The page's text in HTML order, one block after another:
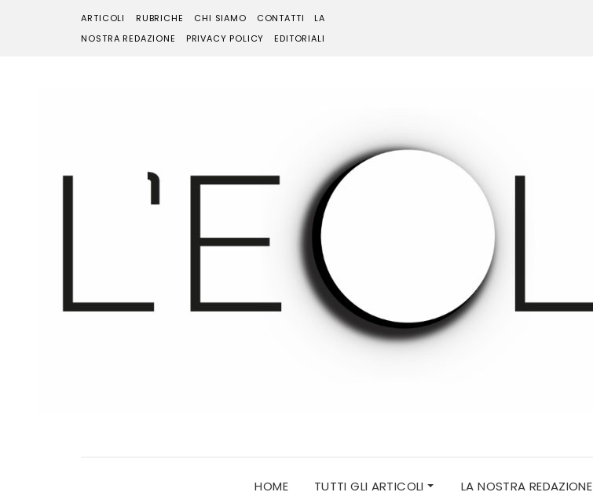
ARTICOLI RUBRICHE CHI SIAMO CONTATTI
LA
NOSTRA REDAZIONE
PRIVACY POLICY EDITORIALI
HOME TUTTI GLI ARTICOLI LA NOSTRA REDAZIONE